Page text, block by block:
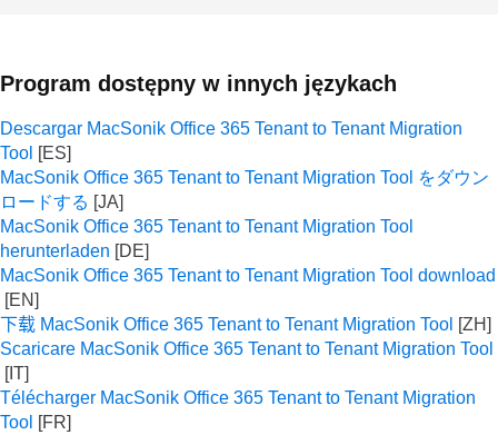
Program dostępny w innych językach
Descargar MacSonik Office 365 Tenant to Tenant Migration
Tool
MacSonik Office 365 Tenant to Tenant Migration Tool をダウン
ロードする
MacSonik Office 365 Tenant to Tenant Migration Tool
herunterladen
MacSonik Office 365 Tenant to Tenant Migration Tool download
下载 MacSonik Office 365 Tenant to Tenant Migration Tool
Scaricare MacSonik Office 365 Tenant to Tenant Migration Tool
Télécharger MacSonik Office 365 Tenant to Tenant Migration
Tool